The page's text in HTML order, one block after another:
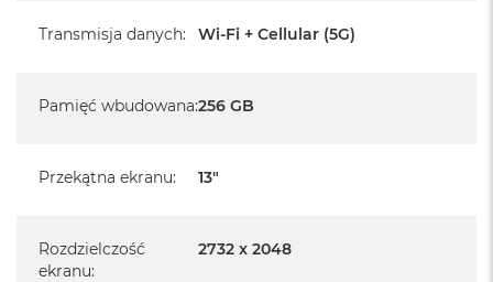
serwisowym Apple na terenie całego świata.
Posiada system operacyjny iPadOS w języku
Język polski wybieramy przy pierwszym uruchomieniu
Zawartość zestawu:
Transmisja danych: Wi-Fi + Cellular (5G)
Pamięć wbudowana:256 GB
Przekątna ekranu: 13"
Rozdzielczość
ekranu:
2732 x 2048